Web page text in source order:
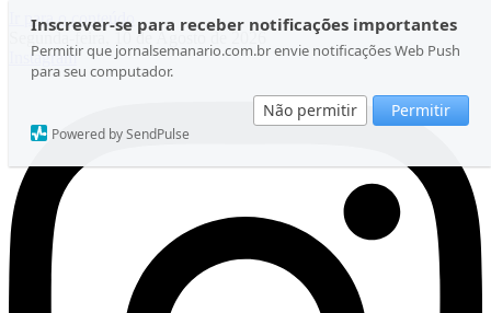
Inscrever-se para receber notificações importantes
Permitir que jornalsemanario.com.br envie notificações Web Push
para seu computador.
Não permitir Permitir
Powered by SendPulse
Ir para o conteúdo
Segunda-feira, 10 de Agosto de 2026
Instagram